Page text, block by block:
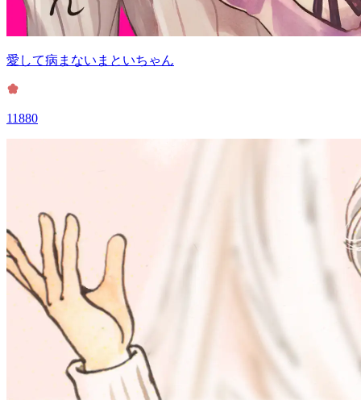
愛して病まないまといちゃん
11880